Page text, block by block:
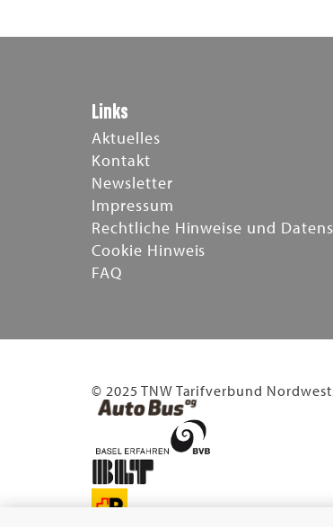
Links
Aktuelles
Kontakt
Newsletter
Impressum
Rechtliche Hinweise und
Cookie Hinweis
FAQ
© 2025 TNW Tarifverbund